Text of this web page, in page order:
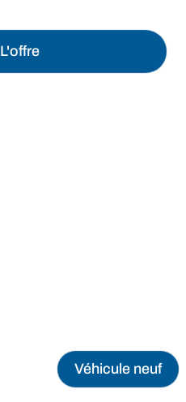
Véhicule neuf